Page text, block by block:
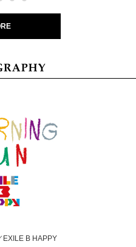
EXILE B HAPPY